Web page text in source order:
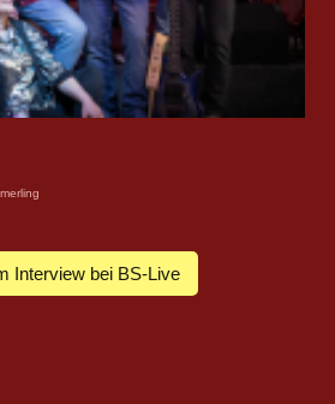
Interview bei BS-Live